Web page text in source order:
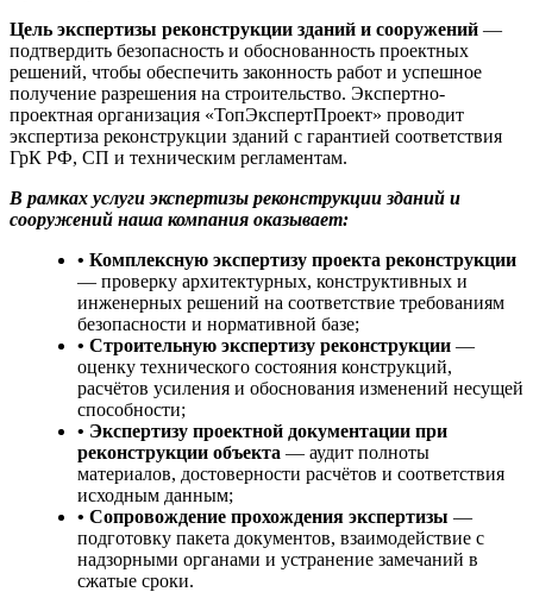
Цель экспертизы реконструкции зданий и сооружений —
подтвердить безопасность и обоснованность проектных
решений, чтобы обеспечить законность работ и успешное
получение разрешения на строительство. Экспертно-
проектная организация «ТопЭкспертПроект» проводит
экспертиза реконструкции зданий с гарантией соответствия
ГрК РФ, СП и техническим регламентам.
В рамках услуги экспертизы реконструкции зданий и
сооружений наша компания оказывает:
• Комплексную экспертизу проекта реконструкции
— проверку архитектурных, конструктивных и
инженерных решений на соответствие требованиям
безопасности и нормативной базе;
• Строительную экспертизу реконструкции —
оценку технического состояния конструкций,
расчётов усиления и обоснования изменений несущей
способности;
• Экспертизу проектной документации при
реконструкции объекта — аудит полноты
материалов, достоверности расчётов и соответствия
исходным данным;
• Сопровождение прохождения экспертизы —
подготовку пакета документов, взаимодействие с
надзорными органами и устранение замечаний в
сжатые сроки.